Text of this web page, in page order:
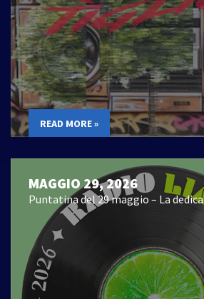
READ MORE »
MAGGIO 29, 2026
Puntatina del 29 maggio – La dedica